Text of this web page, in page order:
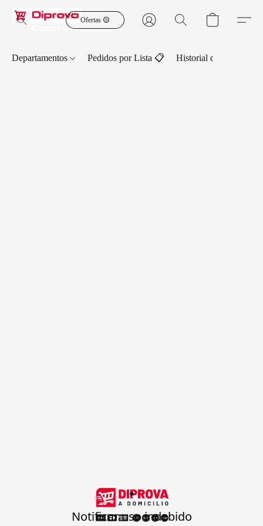
Ofertas 🟡
Departamentos Pedidos por Lista 📋 Historial de Pedidos
.
Notificar uso indebido